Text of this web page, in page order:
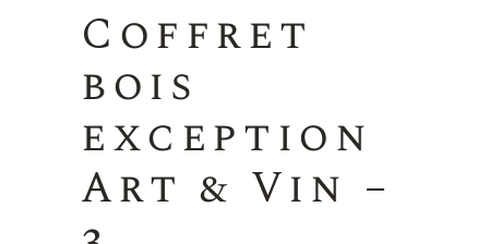
Coffret
bois
exception
Art & Vin –